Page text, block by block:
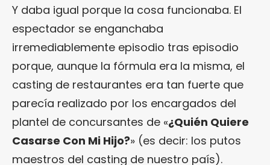
Y daba igual porque la cosa funcionaba. El
espectador se enganchaba
irremediablemente episodio tras episodio
porque, aunque la fórmula era la misma, el
casting de restaurantes era tan fuerte que
parecía realizado por los encargados del
plantel de concursantes de «¿Quién Quiere
Casarse Con Mi Hijo?» (es decir: los putos
maestros del casting de nuestro país).